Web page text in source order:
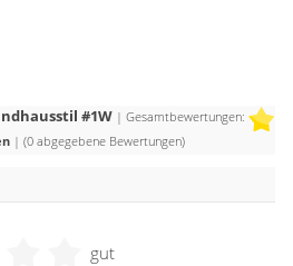
rustikalen Holzmöbeln entsteht
#1W| Gesamtbewertungen:
| (0abgegebene Bewertungen)
gut